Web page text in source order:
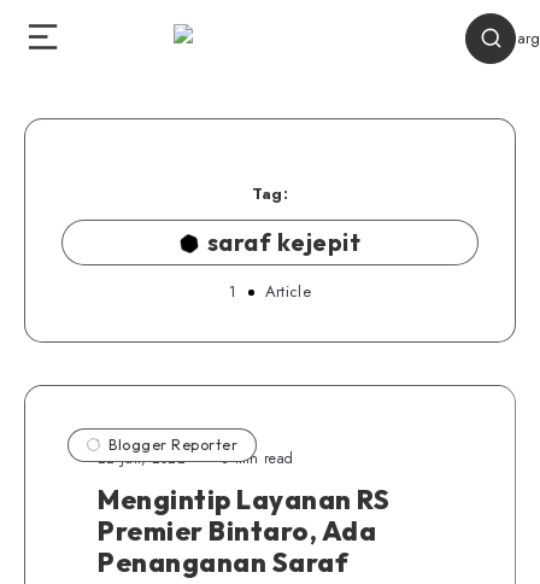
Tag:
saraf kejepit
1 Article
Blogger Reporter
22 Juli, 2022 8 min read
Mengintip Layanan RS
Premier Bintaro, Ada
Penanganan Saraf